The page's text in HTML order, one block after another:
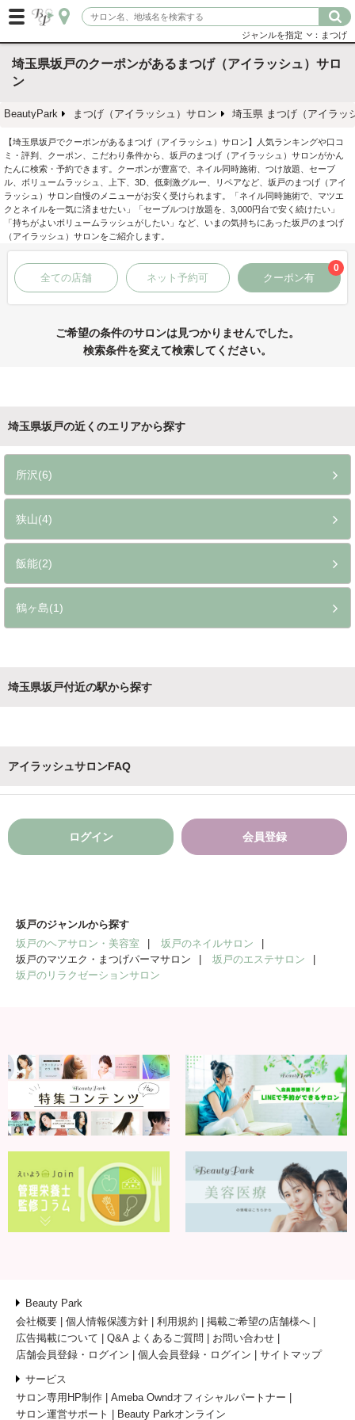
ジャンルを指定 ：まつげ
埼玉県坂戸のクーポンがあるまつげ（アイラッシュ）サロ
ン
BeautyPark まつげ（アイラッシュ）サロン 埼玉県 まつげ（アイラッ
【埼玉県坂戸でクーポンがあるまつげ（アイラッシュ）サロン】人気ランキングや口コ
ミ・評判、クーポン、こだわり条件から、坂戸のまつげ（アイラッシュ）サロンがかん
たんに検索・予約できます。クーポンが豊富で、ネイル同時施術、つけ放題、セーブ
ル、ボリュームラッシュ、上下、3D、低刺激グルー、リペアなど、坂戸のまつげ（アイ
ラッシュ）サロン自慢のメニューがお安く受けられます。「ネイル同時施術で、マツエ
クとネイルを一気に済ませたい」「セーブルつけ放題を、3,000円台で安く続けたい」
「持ちがよいボリュームラッシュがしたい」など、いまの気持ちにあった坂戸のまつげ
（アイラッシュ）サロンをご紹介します。
全ての店舗 ネット予約可 クーポン有
0
ご希望の条件のサロンは見つかりませんでした。
検索条件を変えて検索してください。
埼玉県坂戸の近くのエリアから探す
所沢(6)
狭山(4)
飯能(2)
鶴ヶ島(1)
埼玉県坂戸付近の駅から探す
アイラッシュサロンFAQ
ログイン 会員登録
坂戸のジャンルから探す
坂戸のヘアサロン・美容室
坂戸のネイルサロン
坂戸のマツエク・まつげパーマサロン
坂戸のエステサロン
坂戸のリラクゼーションサロン
Beauty Park
会社概要
個人情報保護方針 利用規約
掲載ご希望の店舗様へ
広告掲載について
Q&A よくあるご質問
お問い合わせ
店舗会員登録・ログイン
個人会員登録・ログイン サイトマップ
サービス
サロン専用HP制作
Ameba Owndオフィシャルパートナー
サロン運営サポート
Beauty Parkオンライン